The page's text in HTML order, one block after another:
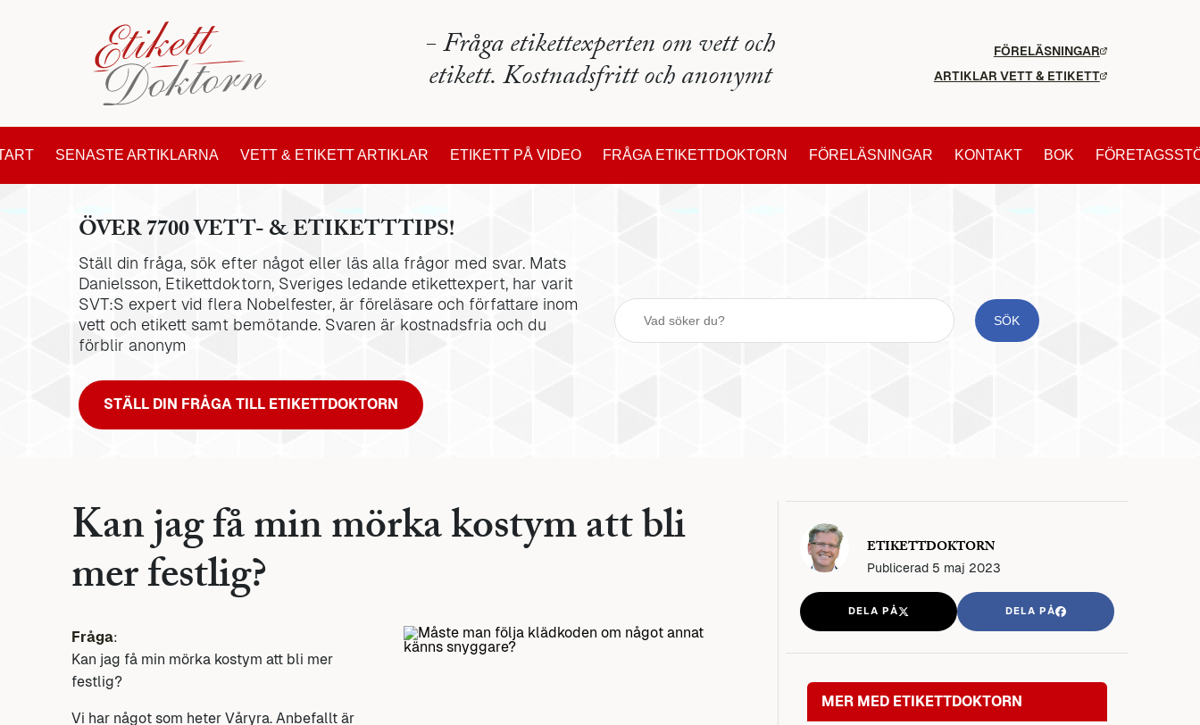
- Fråga etikettexperten om vett och
etikett. Kostnadsfritt och anonymt
FÖRELÄSNINGAR
ARTIKLAR VETT & ETIKETT
SENASTE ARTIKLARNA VETT & ETIKETT ARTIKLAR ETIKETT PÅ VIDEO FRÅGA ETIKETTDOKTORN FÖRELÄSNINGAR KONTAKT BOK
ÖVER 7700 VETT- & ETIKETTTIPS!
Ställ din fråga, sök efter något eller läs alla frågor med svar. Mats
Danielsson, Etikettdoktorn, Sveriges ledande etikettexpert, har varit
SVT:S expert vid flera Nobelfester, är föreläsare och författare inom
vett och etikett samt bemötande. Svaren är kostnadsfria och du
förblir anonym
STÄLL DIN FRÅGA TILL ETIKETTDOKTORN
Kan jag få min mörka kostym att bli
mer festlig?
Fråga:
Kan jag få min mörka kostym att bli mer
festlig?
Vi har något som heter Våryra. Anbefallt är
ETIKETTDOKTORN
Publicerad 5 maj 2023
DELA PÅ DELA PÅ
MER MED ETIKETTDOKTORN